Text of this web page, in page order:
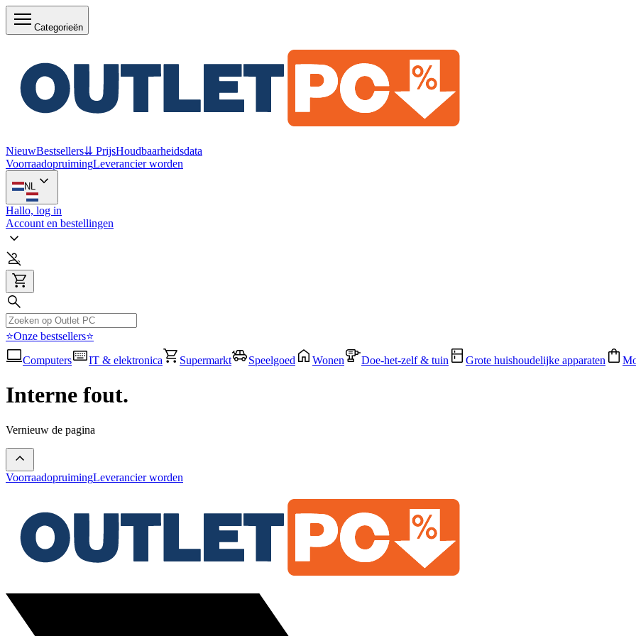
Categorieën
NieuwBestsellers⇊ PrijsHoudbaarheidsdata
VoorraadopruimingLeverancier worden
NL
Hallo, log in
Account en bestellingen
⭐Onze bestsellers⭐
Computers
IT & elektronica Supermarkt Speelgoed Wonen Doe-het-zelf & tuin Grote huishoudelijke apparaten
Interne fout.
Vernieuw de pagina
VoorraadopruimingLeverancier worden